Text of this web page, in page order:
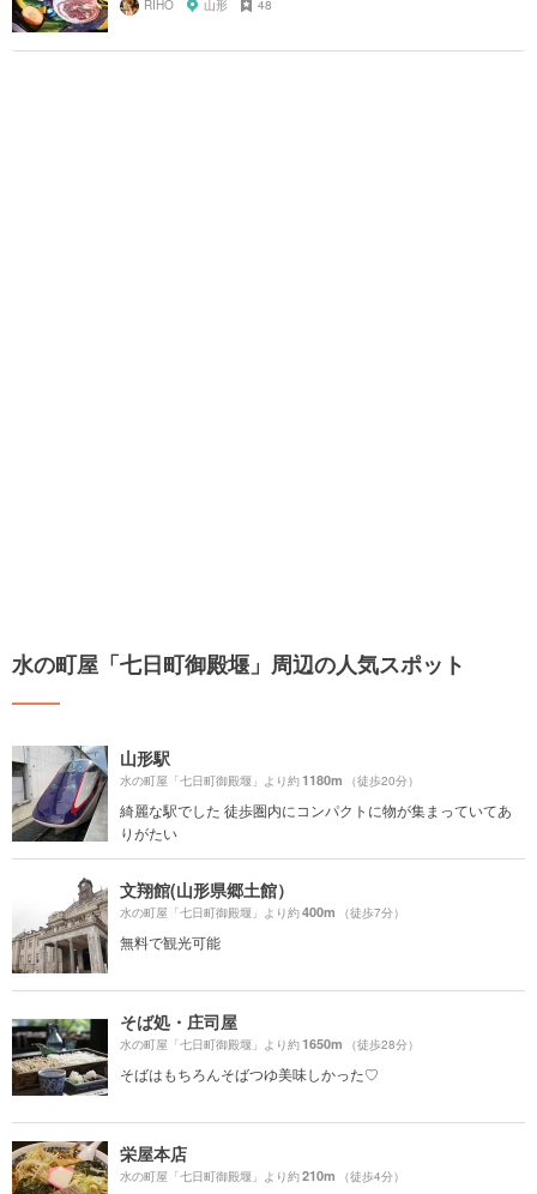
RIHO 山形 48
水の町屋「七日町御殿堰」周辺の人気スポット
山形駅
水の町屋「七日町御殿堰」より約1180m （徒歩20分）
綺麗な駅でした 徒歩圏内にコンパクトに物が集まっていてあ
りがたい
文翔館(山形県郷土館）
水の町屋「七日町御殿堰」より約400m （徒歩7分）
無料で観光可能
そば処・庄司屋
水の町屋「七日町御殿堰」より約1650m （徒歩28分）
そばはもちろんそばつゆ美味しかった♡
栄屋本店
水の町屋「七日町御殿堰」より約210m （徒歩4分）